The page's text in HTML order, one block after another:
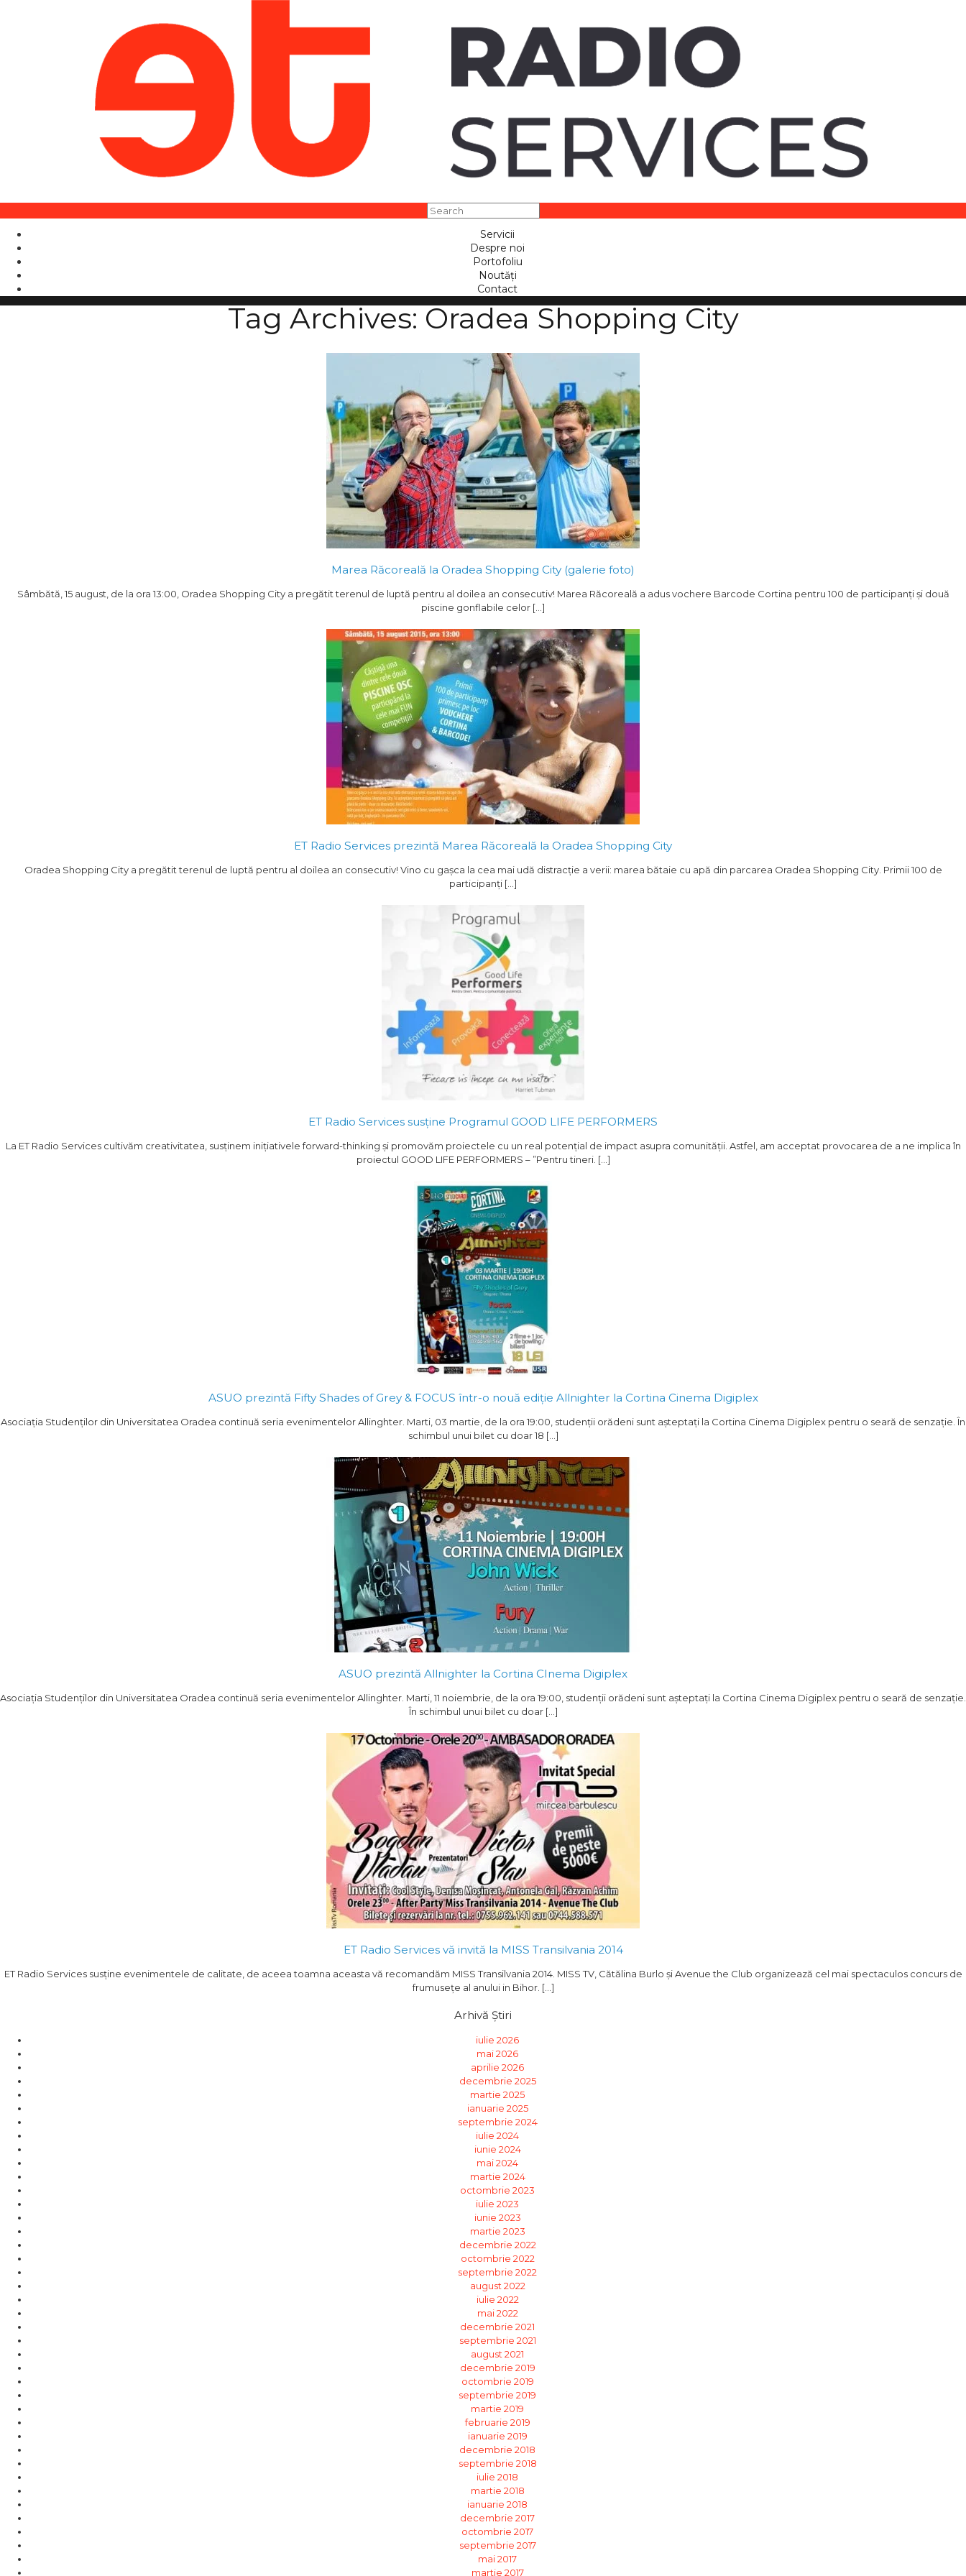
Servicii
Despre noi
Portofoliu
Noutăți
Contact
Tag Archives: Oradea Shopping City
Marea Răcoreală la Oradea Shopping City (galerie foto)
Sâmbătă, 15 august, de la ora 13:00, Oradea Shopping City a pregătit terenul de luptă pentru al doilea an consecutiv! Marea Răcoreală a adus vochere Barcode Cortina pentru 100 de participanți și două
piscine gonflabile celor […]
ET Radio Services prezintă Marea Răcoreală la Oradea Shopping City
Oradea Shopping City a pregătit terenul de luptă pentru al doilea an consecutiv! Vino cu gaşca la cea mai udă distracţie a verii: marea bătaie cu apă din parcarea Oradea Shopping City. Primii 100 de
participanţi […]
ET Radio Services susține Programul GOOD LIFE PERFORMERS
La ET Radio Services cultivăm creativitatea, susținem inițiativele forward-thinking și promovăm proiectele cu un real potențial de impact asupra comunității. Astfel, am acceptat provocarea de a ne implica în
proiectul GOOD LIFE PERFORMERS – ”Pentru tineri. […]
ASUO prezintă Fifty Shades of Grey & FOCUS într-o nouă ediție Allnighter la Cortina Cinema Digiplex
Asociația Studenților din Universitatea Oradea continuă seria evenimentelor Allinghter. Marti, 03 martie, de la ora 19:00, studenții orădeni sunt așteptați la Cortina Cinema Digiplex pentru o seară de senzație. În
schimbul unui bilet cu doar 18 […]
ASUO prezintă Allnighter la Cortina CInema Digiplex
Asociația Studenților din Universitatea Oradea continuă seria evenimentelor Allinghter. Marti, 11 noiembrie, de la ora 19:00, studenții orădeni sunt așteptați la Cortina Cinema Digiplex pentru o seară de senzație.
În schimbul unui bilet cu doar […]
ET Radio Services vă invită la MISS Transilvania 2014
ET Radio Services susține evenimentele de calitate, de aceea toamna aceasta vă recomandăm MISS Transilvania 2014. MISS TV, Cătălina Burlo și Avenue the Club organizează cel mai spectaculos concurs de
frumusețe al anului in Bihor. […]
Arhivă Știri
iulie 2026
mai 2026
aprilie 2026
decembrie 2025
martie 2025
ianuarie 2025
septembrie 2024
iulie 2024
iunie 2024
mai 2024
martie 2024
octombrie 2023
iulie 2023
iunie 2023
martie 2023
decembrie 2022
octombrie 2022
septembrie 2022
august 2022
iulie 2022
mai 2022
decembrie 2021
septembrie 2021
august 2021
decembrie 2019
octombrie 2019
septembrie 2019
martie 2019
februarie 2019
ianuarie 2019
decembrie 2018
septembrie 2018
iulie 2018
martie 2018
ianuarie 2018
decembrie 2017
octombrie 2017
septembrie 2017
mai 2017
martie 2017